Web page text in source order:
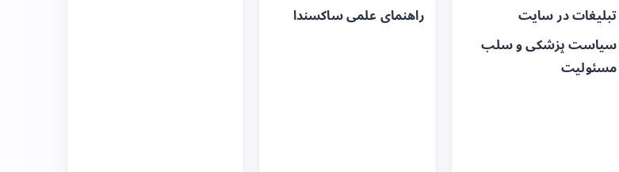
تبلیغات در سایت
سیاست پزشکی و سلب
مسئولیت
راهنمای علمی ساکسندا